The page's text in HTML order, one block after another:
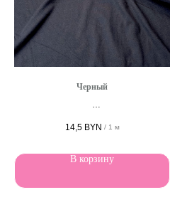
Черный
14,5 BYN / 1 м
В корзину